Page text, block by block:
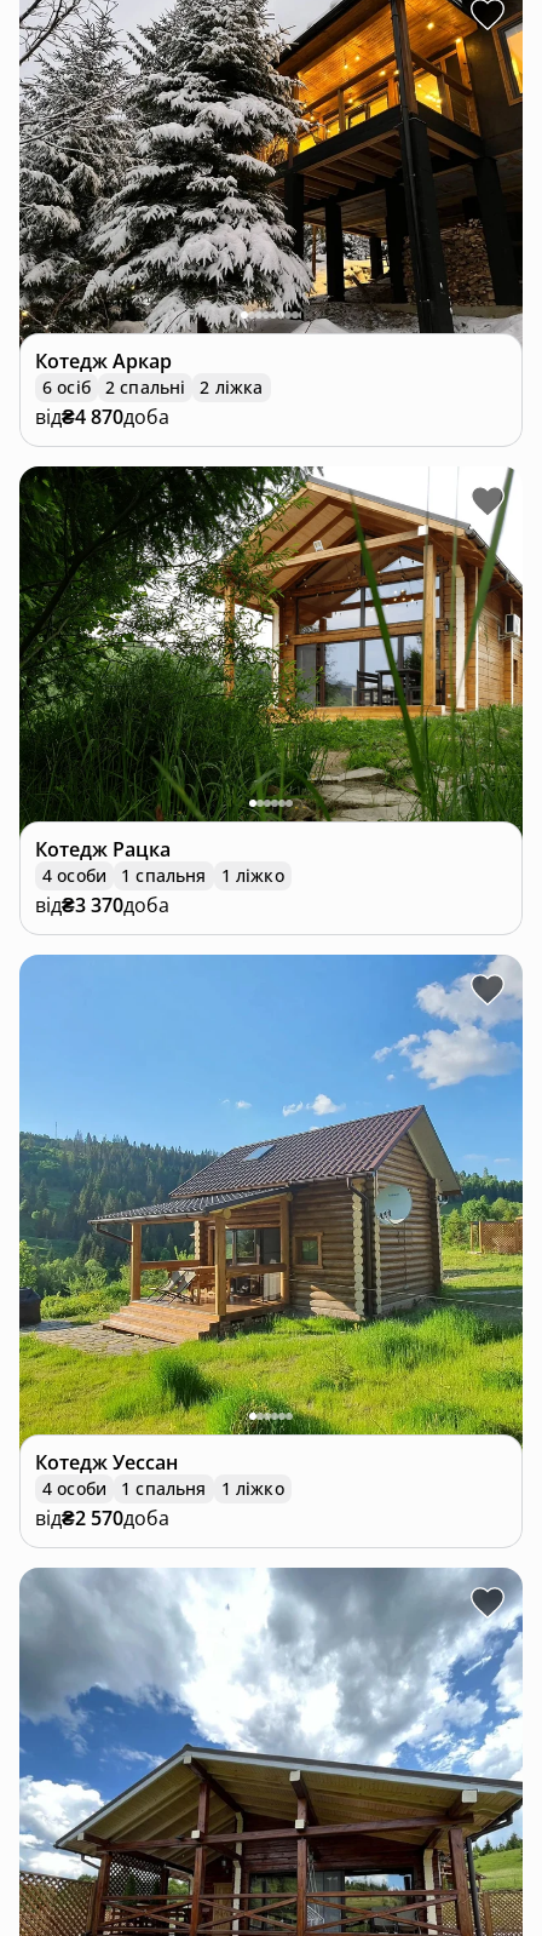
КотеджАркар
6 осіб 2 спальні 2 ліжка
від₴4 870доба
Котедж Рацка
4 особи 1 спальня 1 ліжко
від₴3 370доба
КотеджУессан
4 особи 1 спальня 1 ліжко
від₴2 570доба